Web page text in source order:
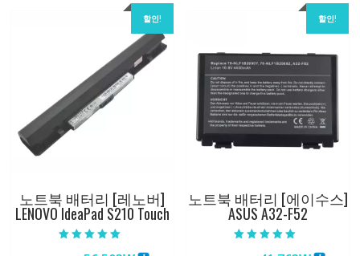
할인!
노트북 배터리 [레노버]
LENOVO IdeaPad S210 Touch
할인!
노트북 배터리 [에이수스]
ASUS A32-F52